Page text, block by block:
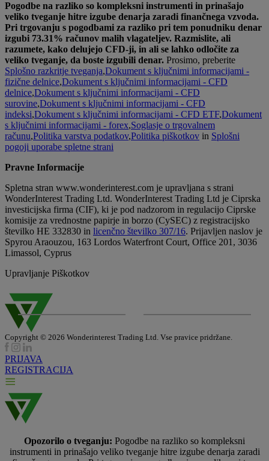
Pogodbe na razliko so kompleksni instrumenti in prinašajo
veliko tveganje hitre izgube denarja zaradi finančnega vzvoda.
Pri trgovanju s pogodbami za razliko pri tem ponudniku denar
izgubi 73.31% računov malih vlagateljev. Razmislite, ali
razumete, kako delujejo CFD-ji, in ali se lahko odločite za
veliko tveganje, da boste izgubili denar. Prosimo, preberite
Splošno razkritje tveganja,Dokument s ključnimi informacijami -
fizične delnice,Dokument s ključnimi informacijami - CFD
delnice,Dokument s ključnimi informacijami - CFD
surovine,Dokument s ključnimi informacijami - CFD
indeksi,Dokument s ključnimi informacijami - CFD ETF,Dokument
s ključnimi informacijami - forex,Soglasje o trgovalnem
računu,Politika varstva podatkov,Politika piškotkov in Splošni
pogoji uporabe spletne strani
Pravne Informacije
Spletna stran www.wonderinterest.com je upravljana s strani
WonderInterest Trading Ltd. WonderInterest Trading Ltd je Ciprska
investicijska firma (CIF), ki je pod nadzorom in regulacijo Ciprske
komisije za vrednostne papirje in borzo (CySEC) z registracijsko
številko HE 332830 in licenčno številko 307/16. Prijavljen naslov je
Spyrou Araouzou, 163 Lordos Waterfront Court, Office 201, 3036
Limassol, Cyprus
Upravljanje Piškotkov
Copyright © 2026 Wonderinterest Trading Ltd. Vse pravice pridržane.
PRIJAVA
REGISTRACIJA
Opozorilo o tveganju: Pogodbe na razliko so kompleksni
instrumenti in prinašajo veliko tveganje hitre izgube denarja zaradi